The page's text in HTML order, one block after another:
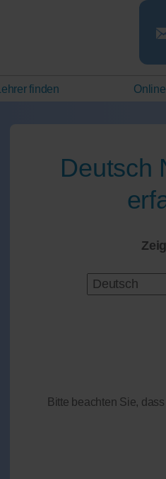
Lehrer finden
Deutsch
Bitte beachten Sie,